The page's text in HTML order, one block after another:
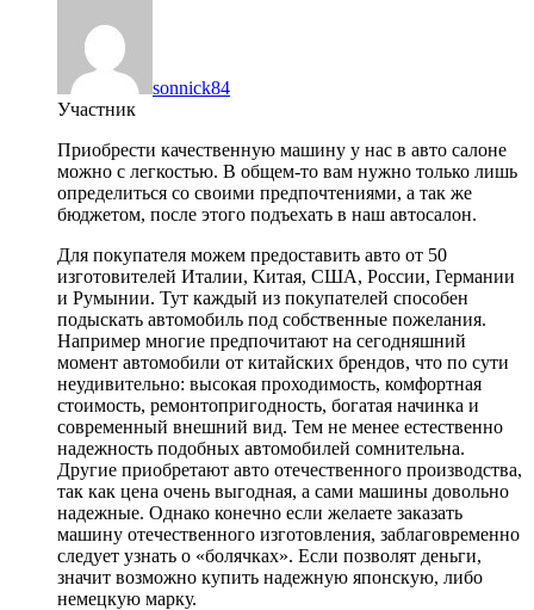
sonnick84
Участник
Приобрести качественную машину у нас в авто салоне
можно с легкостью. В общем-то вам нужно только лишь
определиться со своими предпочтениями, а так же
бюджетом, после этого подъехать в наш автосалон.
Для покупателя можем предоставить авто от 50
изготовителей Италии, Китая, США, России, Германии
и Румынии. Тут каждый из покупателей способен
подыскать автомобиль под собственные пожелания.
Например многие предпочитают на сегодняшний
момент автомобили от китайских брендов, что по сути
неудивительно: высокая проходимость, комфортная
стоимость, ремонтопригодность, богатая начинка и
современный внешний вид. Тем не менее естественно
надежность подобных автомобилей сомнительна.
Другие приобретают авто отечественного производства,
так как цена очень выгодная, а сами машины довольно
надежные. Однако конечно если желаете заказать
машину отечественного изготовления, заблаговременно
следует узнать о «болячках». Если позволят деньги,
значит возможно купить надежную японскую, либо
немецкую марку.